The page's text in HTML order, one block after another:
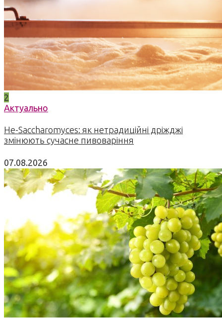
2
Актуально
Не-Saccharomyces: як нетрадиційні дріжджі
змінюють сучасне пивоваріння
07.08.2026